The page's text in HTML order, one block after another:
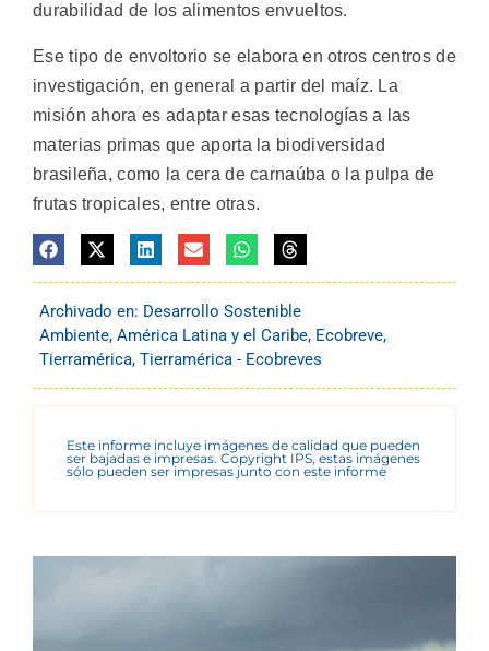
durabilidad de los alimentos envueltos.
Ese tipo de envoltorio se elabora en otros centros de
investigación, en general a partir del maíz. La
misión ahora es adaptar esas tecnologías a las
materias primas que aporta la biodiversidad
brasileña, como la cera de carnaúba o la pulpa de
frutas tropicales, entre otras.
Archivado en: Desarrollo Sostenible
Ambiente, América Latina y el Caribe, Ecobreve,
Tierramérica, Tierramérica - Ecobreves
Este informe incluye imágenes de calidad que pueden
ser bajadas e impresas. Copyright IPS, estas imágenes
sólo pueden ser impresas junto con este informe